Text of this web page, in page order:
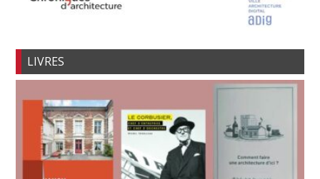
LIVRES